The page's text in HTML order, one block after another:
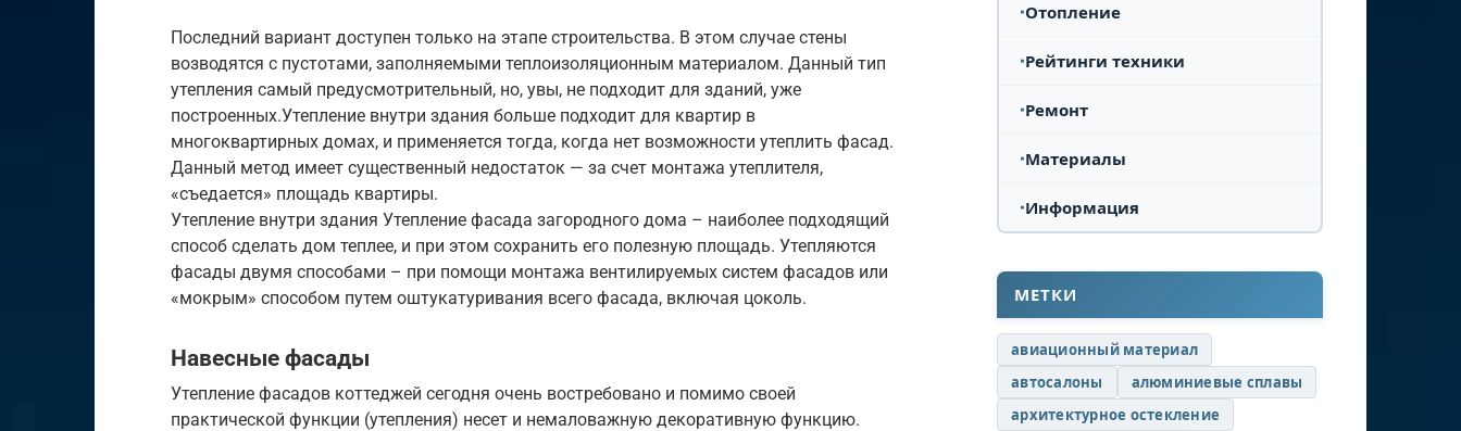
Последний вариант доступен только на этапе строительства. В этом случае стены
возводятся с пустотами, заполняемыми теплоизоляционным материалом. Данный тип
утепления самый предусмотрительный, но, увы, не подходит для зданий, уже
построенных.Утепление внутри здания больше подходит для квартир в
многоквартирных домах, и применяется тогда, когда нет возможности утеплить фасад.
Данный метод имеет существенный недостаток — за счет монтажа утеплителя,
«съедается» площадь квартиры.
Утепление внутри здания Утепление фасада загородного дома – наиболее подходящий
способ сделать дом теплее, и при этом сохранить его полезную площадь. Утепляются
фасады двумя способами – при помощи монтажа вентилируемых систем фасадов или
«мокрым» способом путем оштукатуривания всего фасада, включая цоколь.
Навесные фасады
Утепление фасадов коттеджей сегодня очень востребовано и помимо своей
практической функции (утепления) несет и немаловажную декоративную функцию.
Отопление
Рейтинги техники
Ремонт
Материалы
Информация
МЕТКИ
авиационный материал
автосалоны
алюминиевые сплавы
архитектурное остекление